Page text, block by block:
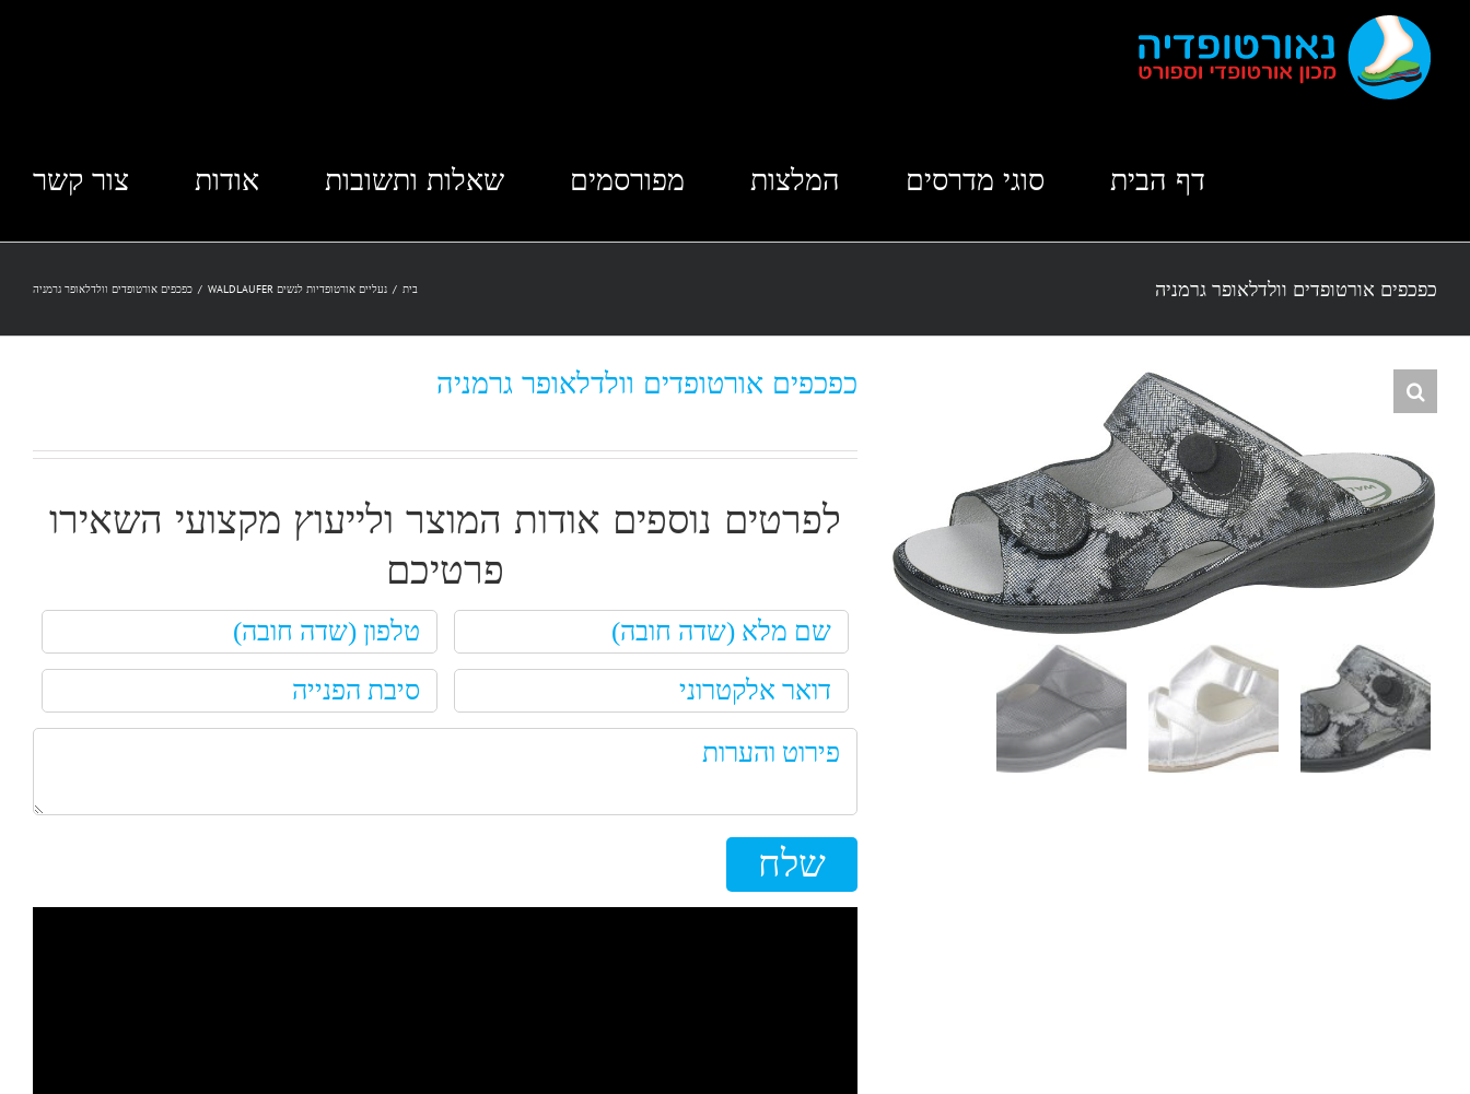
לתוכן
דף הבית סוגי מדרסים המלצות מפורסמים שאלות ותשובות אודות צור קשר
כפכפים אורטופדים וולדלאופר גרמניה בית / נעליים אורטופדיות לנשים WALDLAUFER / כפכפים אורטופדים וולדלאופר גרמניה
כפכפים אורטופדים וולדלאופר גרמניה
לפרטים נוספים אודות המוצר ולייעוץ מקצועי השאירו
פרטיכם